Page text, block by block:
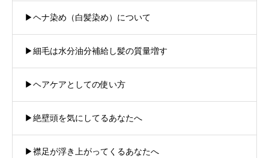
▶︎ヘナ染め（白髪染め）について
▶︎細毛は水分油分補給し髪の質量増す
▶︎ヘアケアとしての使い方
▶︎絶壁頭を気にしてるあなたへ
▶︎襟足が浮き上がってくるあなたへ